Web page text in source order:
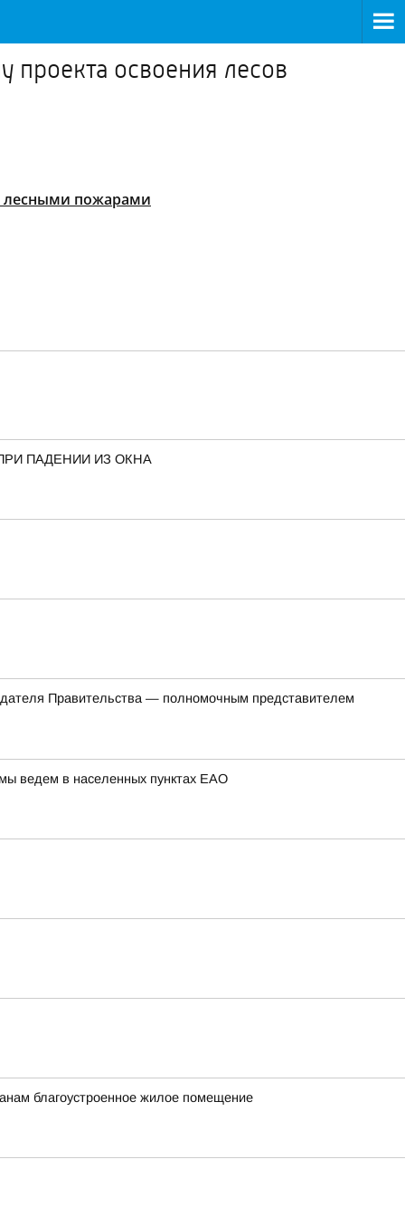
проекта освоения лесов
лесными пожарами
ПАДЕНИИ ИЗ ОКНА
Правительства — полномочным представителем
ведем в населенных пунктах ЕАО
благоустроенное жилое помещение